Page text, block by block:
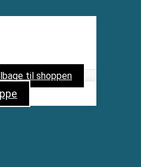
til shoppen